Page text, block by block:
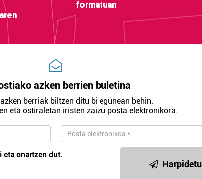
formatuan
azken berrien buletina
berriak biltzen ditu bi egunean behin.
eta ostiraletan iristen zaizu posta elektronikora.
eta onartzen dut.
Harpidetu